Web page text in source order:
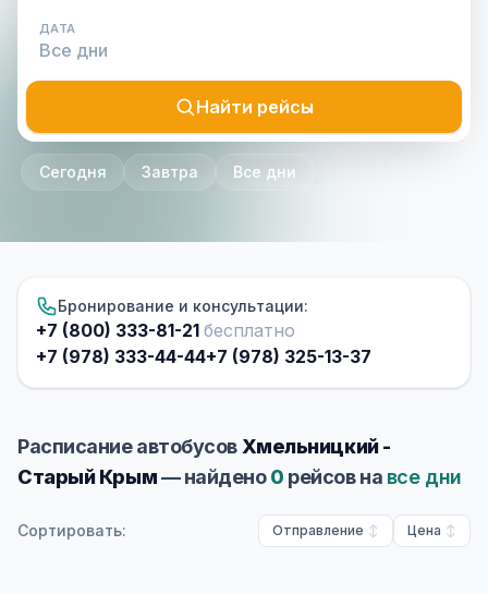
ДАТА
Найти рейсы
Сегодня Завтра Все дни
Бронирование и консультации:
+7 (800) 333-81-21 бесплатно
+7 (978) 333-44-44+7 (978) 325-13-37
Расписание автобусов Хмельницкий -
Старый Крым— найдено0 рейсов на все дни
Сортировать: Отправление Цена